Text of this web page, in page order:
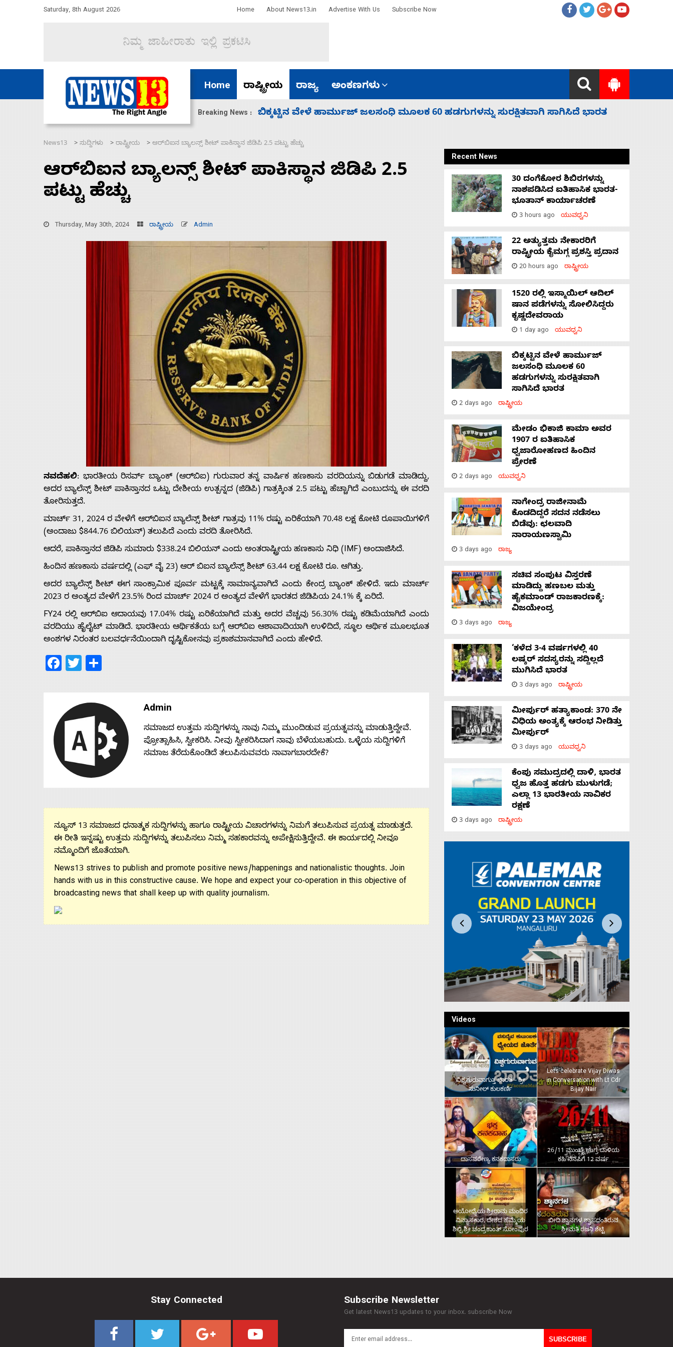
Saturday, 8th August 2026 Home About News13.in Advertise With Us Subscribe Now
Home ರಾಷ್ಟ್ರೀಯ ರಾಜ್ಯ ಅಂಕಣಗಳು
Breaking News :
ಮೂಲಕ 60 ಹಡಗುಗಳನ್ನು ಸುರಕ್ಷಿತವಾಗಿ ಸಾಗಿಸಿದೆ ಭಾರತ ನಾಗೇಂದ್ರ ರಾಜೀನಾಮೆ ಕೊಡದಿದ್ದರೆ ಸದನ ನಡೆಸಲು ಬಿಡೆವು: ಛಲವಾದಿ ನಾರಾಯಣಸ್ವಾಮಿ
Advertise
Contact
News13 > ಸುದ್ದಿಗಳು > ರಾಷ್ಟ್ರೀಯ > ಆರ್‌ಬಿಐನ ಬ್ಯಾಲನ್ಸ್‌ ಶೀಟ್‌ ಪಾಕಿಸ್ಥಾನ ಜಿಡಿಪಿ 2.5 ಪಟ್ಟು ಹೆಚ್ಚು
ಆರ್‌ಬಿಐನ ಬ್ಯಾಲನ್ಸ್‌ ಶೀಟ್‌ ಪಾಕಿಸ್ಥಾನ ಜಿಡಿಪಿ 2.5
ಪಟ್ಟು ಹೆಚ್ಚು
Thursday, May 30th, 2024 ರಾಷ್ಟ್ರೀಯ Admin
ನವದೆಹಲಿ: ಭಾರತೀಯ ರಿಸರ್ವ್ ಬ್ಯಾಂಕ್ (ಆರ್‌ಬಿಐ) ಗುರುವಾರ ತನ್ನ ವಾರ್ಷಿಕ ಹಣಕಾಸು ವರದಿಯನ್ನು ಬಿಡುಗಡೆ ಮಾಡಿದ್ದು,
ಅದರ ಬ್ಯಾಲೆನ್ಸ್ ಶೀಟ್ ಪಾಕಿಸ್ತಾನದ ಒಟ್ಟು ದೇಶೀಯ ಉತ್ಪನ್ನದ (ಜಿಡಿಪಿ) ಗಾತ್ರಕ್ಕಿಂತ 2.5 ಪಟ್ಟು ಹೆಚ್ಚಾಗಿದೆ ಎಂಬುದನ್ನು ಈ ವರದಿ
ತೋರಿಸುತ್ತದೆ.
ಮಾರ್ಚ್ 31, 2024 ರ ವೇಳೆಗೆ ಆರ್‌ಬಿಐನ ಬ್ಯಾಲೆನ್ಸ್ ಶೀಟ್ ಗಾತ್ರವು 11% ರಷ್ಟು ಏರಿಕೆಯಾಗಿ 70.48 ಲಕ್ಷ ಕೋಟಿ ರೂಪಾಯಿಗಳಿಗೆ
(ಅಂದಾಜು $844.76 ಬಿಲಿಯನ್) ತಲುಪಿದೆ ಎಂದು ವರದಿ ತೋರಿಸಿದೆ.
ಆದರೆ, ಪಾಕಿಸ್ತಾನದ ಜಿಡಿಪಿ ಸುಮಾರು $338.24 ಬಿಲಿಯನ್ ಎಂದು ಅಂತರಾಷ್ಟ್ರೀಯ ಹಣಕಾಸು ನಿಧಿ (IMF) ಅಂದಾಜಿಸಿದೆ.
ಹಿಂದಿನ ಹಣಕಾಸು ವರ್ಷದಲ್ಲಿ (ಎಫ್ ವೈ 23) ಆರ್ ಬಿಐನ ಬ್ಯಾಲೆನ್ಸ್ ಶೀಟ್ 63.44 ಲಕ್ಷ ಕೋಟಿ ರೂ. ಆಗಿತ್ತು.
ಅದರ ಬ್ಯಾಲೆನ್ಸ್ ಶೀಟ್ ಈಗ ಸಾಂಕ್ರಾಮಿಕ ಪೂರ್ವ ಮಟ್ಟಕ್ಕೆ ಸಾಮಾನ್ಯವಾಗಿದೆ ಎಂದು ಕೇಂದ್ರ ಬ್ಯಾಂಕ್ ಹೇಳಿದೆ. ಇದು ಮಾರ್ಚ್
2023 ರ ಅಂತ್ಯದ ವೇಳೆಗೆ 23.5% ರಿಂದ ಮಾರ್ಚ್ 2024 ರ ಅಂತ್ಯದ ವೇಳೆಗೆ ಭಾರತದ ಜಿಡಿಪಿಯ 24.1% ಕ್ಕೆ ಏರಿದೆ.
FY24 ರಲ್ಲಿ ಆರ್‌ಬಿಐ ಆದಾಯವು 17.04% ರಷ್ಟು ಏರಿಕೆಯಾಗಿದೆ ಮತ್ತು ಅದರ ವೆಚ್ಚವು 56.30% ರಷ್ಟು ಕಡಿಮೆಯಾಗಿದೆ ಎಂದು
ವರದಿಯು ಹೈಲೈಟ್ ಮಾಡಿದೆ. ಭಾರತೀಯ ಆರ್ಥಿಕತೆಯ ಬಗ್ಗೆ ಆರ್‌ಬಿಐ ಆಶಾವಾದಿಯಾಗಿ ಉಳಿದಿದೆ, ಸ್ಥೂಲ ಆರ್ಥಿಕ ಮೂಲಭೂತ
ಅಂಶಗಳ ನಿರಂತರ ಬಲವರ್ಧನೆಯಿಂದಾಗಿ ದೃಷ್ಟಿಕೋನವು ಪ್ರಕಾಶಮಾನವಾಗಿದೆ ಎಂದು ಹೇಳಿದೆ.
Facebook
Twitter
Admin
ಸಮಾಜದ ಉತ್ತಮ ಸುದ್ದಿಗಳನ್ನು ನಾವು ನಿಮ್ಮ ಮುಂದಿಡುವ ಪ್ರಯತ್ನವನ್ನು ಮಾಡುತ್ತಿದ್ದೇವೆ.
ಪ್ರೋತ್ಸಾಹಿಸಿ, ಸ್ವೀಕರಿಸಿ. ನೀವು ಸ್ವೀಕರಿಸಿದಾಗ ನಾವು ಬೆಳೆಯಬಹುದು. ಒಳ್ಳೆಯ ಸುದ್ದಿಗಳಿಗೆ
ಸಮಾಜ ತೆರೆದುಕೊಂಡಿದೆ ತಲುಪಿಸುವವರು ನಾವಾಗಬಾರದೇಕೆ?
ನ್ಯೂಸ್ 13 ಸಮಾಜದ ಧನಾತ್ಮಕ ಸುದ್ದಿಗಳನ್ನು ಹಾಗೂ ರಾಷ್ಟ್ರೀಯ ವಿಚಾರಗಳನ್ನು ನಿಮಗೆ ತಲುಪಿಸುವ ಪ್ರಯತ್ನ ಮಾಡುತ್ತದೆ.
ಈ ರೀತಿ ಇನ್ನಷ್ಟು ಉತ್ತಮ ಸುದ್ದಿಗಳನ್ನು ತಲುಪಿಸಲು ನಿಮ್ಮ ಸಹಕಾರವನ್ನು ಅಪೇಕ್ಷಿಸುತ್ತಿದ್ದೇವೆ. ಈ ಕಾರ್ಯದಲ್ಲಿ ನೀವೂ
ನಮ್ಮೊಂದಿಗೆ ಜೊತೆಯಾಗಿ.
News13 strives to publish and promote positive news/happenings and nationalistic thoughts. Join
hands with us in this constructive cause. We hope and expect your co-operation in this objective of
broadcasting news that shall keep up with quality journalism.
Recent News
30 ದಂಗೆಕೋರ ಶಿಬಿರಗಳನ್ನು
ನಾಶಪಡಿಸಿದ ಐತಿಹಾಸಿಕ ಭಾರತ-
ಭೂತಾನ್ ಕಾರ್ಯಾಚರಣೆ
3 hours ago ಯುವಧ್ವನಿ
22 ಅತ್ಯುತ್ತಮ ನೇಕಾರರಿಗೆ
ರಾಷ್ಟ್ರೀಯ ಕೈಮಗ್ಗ ಪ್ರಶಸ್ತಿ ಪ್ರದಾನ
20 hours ago ರಾಷ್ಟ್ರೀಯ
1520 ರಲ್ಲಿ ಇಸ್ಮಾಯಿಲ್ ಆದಿಲ್
ಷಾನ ಪಡೆಗಳನ್ನು ಸೋಲಿಸಿದ್ದರು
ಕೃಷ್ಣದೇವರಾಯ
1 day ago ಯುವಧ್ವನಿ
ಬಿಕ್ಕಟ್ಟಿನ ವೇಳೆ ಹಾರ್ಮುಜ್
ಜಲಸಂಧಿ ಮೂಲಕ 60
ಹಡಗುಗಳನ್ನು ಸುರಕ್ಷಿತವಾಗಿ
ಸಾಗಿಸಿದೆ ಭಾರತ
2 days ago ರಾಷ್ಟ್ರೀಯ
ಮೇಡಂ ಭಿಕಾಜಿ ಕಾಮಾ ಅವರ
1907 ರ ಐತಿಹಾಸಿಕ
ಧ್ವಜಾರೋಹಣದ ಹಿಂದಿನ
ಪ್ರೇರಣೆ
2 days ago ಯುವಧ್ವನಿ
ನಾಗೇಂದ್ರ ರಾಜೀನಾಮೆ
ಕೊಡದಿದ್ದರೆ ಸದನ ನಡೆಸಲು
ಬಿಡೆವು: ಛಲವಾದಿ
ನಾರಾಯಣಸ್ವಾಮಿ
3 days ago ರಾಜ್ಯ
ಸಚಿವ ಸಂಪುಟ ವಿಸ್ತರಣೆ
ಮಾಡಿದ್ದು ಹಣಬಲ ಮತ್ತು
ಹೈಕಮಾಂಡ್ ರಾಜಕಾರಣಕ್ಕೆ:
ವಿಜಯೇಂದ್ರ
3 days ago ರಾಜ್ಯ
‘ಕಳೆದ 3-4 ವರ್ಷಗಳಲ್ಲಿ 40
ಲಷ್ಕರ್ ಸದಸ್ಯರನ್ನು ಸದ್ದಿಲ್ಲದೆ
ಮುಗಿಸಿದೆ ಭಾರತ
3 days ago ರಾಷ್ಟ್ರೀಯ
ಮೀರ್ಪುರ್ ಹತ್ಯಾಕಾಂಡ: 370 ನೇ
ವಿಧಿಯ ಅಂತ್ಯಕ್ಕೆ ಆರಂಭ ನೀಡಿತ್ತು
ಮೀರ್ಪುರ್
3 days ago ಯುವಧ್ವನಿ
ಕೆಂಪು ಸಮುದ್ರದಲ್ಲಿ ದಾಳಿ, ಭಾರತ
ಧ್ವಜ ಹೊತ್ತ ಹಡಗು ಮುಳುಗಡೆ;
ಎಲ್ಲಾ 13 ಭಾರತೀಯ ನಾವಿಕರ
ರಕ್ಷಣೆ
3 days ago ರಾಷ್ಟ್ರೀಯ
Videos
ವಿಶ್ವಗುರುವಾಗುತ್ತ ಭಾರತ – ಶ್ರೀ
ಸುನೀಲ್‌ ಕುಲಕರ್ಣಿ
Lets celebrate Vijay Diwas
in Conversation with Lt Cdr
Bijay Nair
ದಾಸವರೇಣ್ಯ ಕನಕದಾಸರು
26/11 ಮುಂಬೈ ಉಗ್ರ ದಾಳಿಯ
ಕಹಿ ನೆನಪಿಗೆ 12 ವರ್ಷ
ಅಯೋಧ್ಯೆಯ ಶ್ರೀರಾಮ ಮಂದಿರ
ವಿನ್ಯಾಸಕಾರ, ದೇಶದ ಹೆಮ್ಮೆಯ
ಶಿಲ್ಪಿ ಶ್ರೀ ಚಂದ್ರಕಾಂತ್‌ ಸೋಂಪುರ
ಬೀದಿ ಶ್ವಾನಗಳ ಶ್ವಾಸದಂತಿರುವ
ಶ್ರೀಮತಿ ರಜನಿ ಶೆಟ್ಟಿ
Stay Connected Subscribe Newsletter
Get latest News13 updates to your inbox. subscribe Now